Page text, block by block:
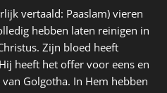
vertaald: Paaslam) vieren
hebben laten reinigen in
Zijn bloed heeft
heeft het offer voor eens en
Golgotha. In Hem hebben